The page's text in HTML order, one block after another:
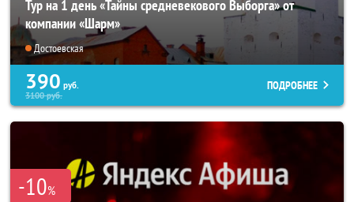
Тур на 1 день «Тайны средневекового Выборга» от
компании «Шарм»
Достоевская
390 руб.
3100руб.
ПОДРОБНЕЕ
-10%